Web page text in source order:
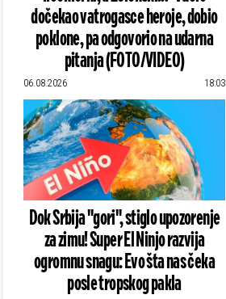
dočekao vatrogasce heroje, dobio
poklone, pa odgovorio na udarna
pitanja (FOTO/VIDEO)
06.08.2026 18:03
Dok Srbija "gori", stiglo upozorenje
za zimu! Super El Ninjo razvija
ogromnu snagu: Evo šta nas čeka
posle tropskog pakla